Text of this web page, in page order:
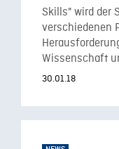
Skills" wird der
verschiedenen
Wissenschaft
30.01.18